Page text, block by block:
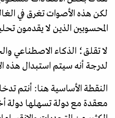
لكن هذه الأصوات تغرق في
المحسوبين الذين لا يقدمون
لا تقلق؛ الذكاء الاصطناعي
لدرجة أنه سيتم استبدال هذه
النقطة الأساسية هنا: أنتم
معقدة مع دولة تسهلها دولة